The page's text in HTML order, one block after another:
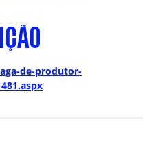
de-produtor-